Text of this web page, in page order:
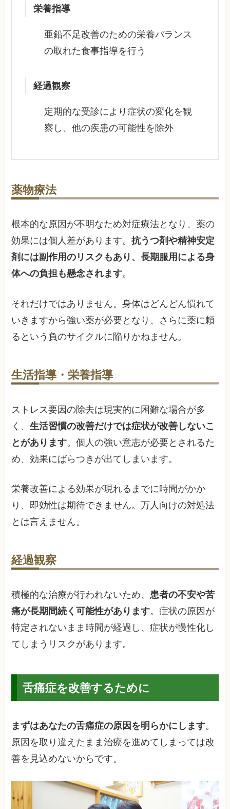
栄養指導
亜鉛不足改善のための栄養バランス
の取れた食事指導を行う
経過観察
定期的な受診により症状の変化を観
察し、他の疾患の可能性を除外
薬物療法
根本的な原因が不明なため対症療法となり、薬の
効果には個人差があります。抗うつ剤や精神安定
剤には副作用のリスクもあり、長期服用による身
体への負担も懸念されます。
それだけではありません。身体はどんどん慣れて
いきますから強い薬が必要となり、さらに薬に頼
るという負のサイクルに陥りかねません。
生活指導・栄養指導
ストレス要因の除去は現実的に困難な場合が多
く、生活習慣の改善だけでは症状が改善しないこ
とがあります。個人の強い意志が必要とされるた
め、効果にばらつきが出てしまいます。
栄養改善による効果が現れるまでに時間がかか
り、即効性は期待できません。万人向けの対処法
とは言えません。
経過観察
積極的な治療が行われないため、患者の不安や苦
痛が長期間続く可能性があります。症状の原因が
特定されないまま時間が経過し、症状が慢性化し
てしまうリスクがあります。
舌痛症を改善するために
まずはあなたの舌痛症の原因を明らかにします。
原因を取り違えたまま治療を進めてしまっては改
善を見込めないからです。